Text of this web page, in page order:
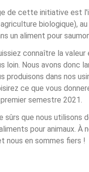
de cette initiative est
biologique),
un aliment pour
connaître la valeur
loin. Nous avons donc
produisons dans nos
ce que vous
semestre 2021.
sûrs que nous utilisons
pour animaux. À
nous en sommes fiers !